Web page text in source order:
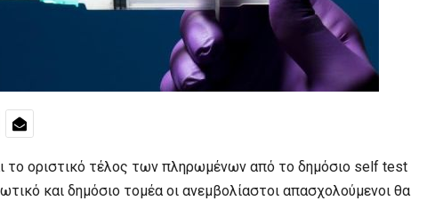
το οριστικό τέλος των πληρωμένων από το δημόσιο self test
και δημόσιο τομέα οι ανεμβολίαστοι απασχολούμενοι θα